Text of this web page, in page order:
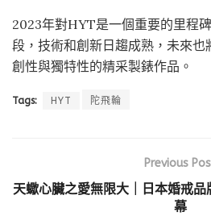
2023年對HYT是一個重要的里程
段，技術和創新日趨成熟，未來也
創性與獨特性的精采製錶作品。
Tags: HYT 陀飛輪
Previous
天蠍心臟之愛無限大｜日本婚戒
幕